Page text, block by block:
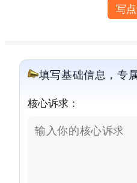
写
填写基础信息，专
核心诉求：